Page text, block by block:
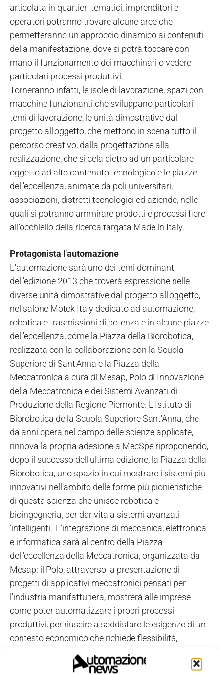
articolata in quartieri tematici, imprenditori e
operatori potranno trovare alcune aree che
permetteranno un approccio dinamico ai contenuti
della manifestazione, dove si potrà toccare con
mano il funzionamento dei macchinari o vedere
particolari processi produttivi.
Torneranno infatti, le isole di lavorazione, spazi con
macchine funzionanti che sviluppano particolari
temi di lavorazione, le unità dimostrative dal
progetto all'oggetto, che mettono in scena tutto il
percorso creativo, dalla progettazione alla
realizzazione, che si cela dietro ad un particolare
oggetto ad alto contenuto tecnologico e le piazze
dell'eccellenza, animate da poli universitari,
associazioni, distretti tecnologici ed aziende, nelle
quali si potranno ammirare prodotti e processi fiore
all'occhiello della ricerca targata Made in Italy.
Protagonista l'automazione
L'automazione sarà uno dei temi dominanti
dell'edizione 2013 che troverà espressione nelle
diverse unità dimostrative dal progetto all'oggetto,
nel salone Motek Italy dedicato ad automazione,
robotica e trasmissioni di potenza e in alcune piazze
dell'eccellenza, come la Piazza della Biorobotica,
realizzata con la collaborazione con la Scuola
Superiore di Sant'Anna e la Piazza della
Meccatronica a cura di Mesap, Polo di Innovazione
della Meccatronica e dei Sistemi Avanzati di
Produzione della Regione Piemonte. L'Istituto di
Biorobotica della Scuola Superiore Sant'Anna, che
da anni opera nel campo delle scienze applicate,
rinnova la propria adesione a MecSpe riproponendo,
dopo il successo dell'ultima edizione, la Piazza della
Biorobotica, uno spazio in cui mostrare i sistemi più
innovativi nell'ambito delle forme più pionieristiche
di questa scienza che unisce robotica e
bioingegneria, per dar vita a sistemi avanzati
'intelligenti'. L'integrazione di meccanica, elettronica
e informatica sarà al centro della Piazza
dell'eccellenza della Meccatronica, organizzata da
Mesap: il Polo, attraverso la presentazione di
progetti di applicativi meccatronici pensati per
l'industria manifatturiera, mostrerà alle imprese
come poter automatizzare i propri processi
produttivi, per riuscire a soddisfare le esigenze di un
contesto economico che richiede flessibilità,
diversificazione produttiva e integrazione delle
competenze. Proprio questi momenti, in cui si potrà